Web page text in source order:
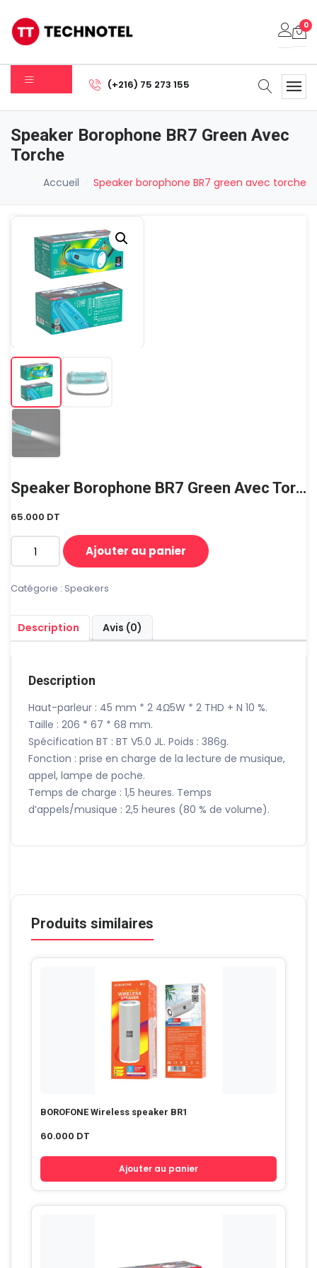
0
Votre panier est vide.
Sous-total: 0.000DT
Voir Le Panier Commander
(+216) 75 273 155
Speaker Borophone BR7 Green Avec
Torche
Accueil Speaker borophone BR7 green avec torche
Speaker Borophone BR7 Green Avec Torche
65.000 DT
quantité
Speaker
BR7
green
avec
Ajouter au panier
Catégorie : Speakers
Description Avis (0)
Description
Haut-parleur : 45 mm * 2 4Ω5W * 2 THD + N 10 %.
Taille : 206 * 67 * 68 mm.
Spécification BT : BT V5.0 JL. Poids : 386g.
Fonction : prise en charge de la lecture de musique,
appel, lampe de poche.
Temps de charge : 1,5 heures. Temps
d’appels/musique : 2,5 heures (80 % de volume).
Produits similaires
BOROFONE Wireless speaker BR1
60.000 DT
Ajouter au panier